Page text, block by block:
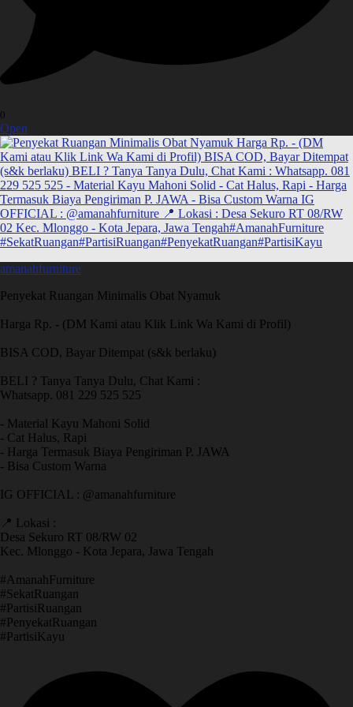
0
Open
amanahfurniture
Penyekat Ruangan Minimalis Obat Nyamuk
Harga Rp. - (DM Kami atau Klik Link Wa Kami di Profil)
BISA COD, Bayar Ditempat (s&k berlaku)
BELI ? Tanya Tanya Dulu, Chat Kami :
Whatsapp. 081 229 525 525
- Material Kayu Mahoni Solid
- Cat Halus, Rapi
- Harga Termasuk Biaya Pengiriman P. JAWA
- Bisa Custom Warna
IG OFFICIAL : @amanahfurniture
📍 Lokasi :
Desa Sekuro RT 08/RW 02
Kec. Mlonggo - Kota Jepara, Jawa Tengah
​#AmanahFurniture
​#SekatRuangan
​#PartisiRuangan
​#PenyekatRuangan
​#PartisiKayu